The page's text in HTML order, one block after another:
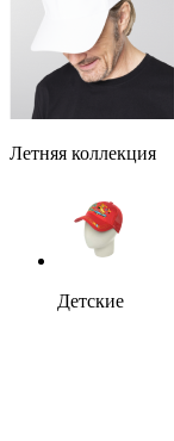
Летняя коллекция
Детские